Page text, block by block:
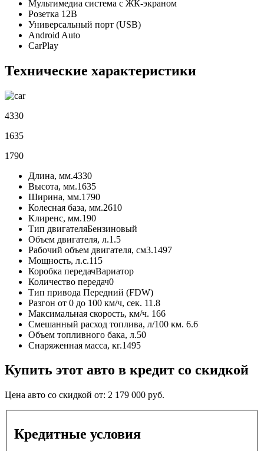
Мультимедиа система с ЖК-экраном
Розетка 12В
Универсальный порт (USB)
Android Auto
CarPlay
Технические характеристики
4330
1635
1790
Длина, мм.4330
Высота, мм.1635
Ширина, мм.1790
Колесная база, мм.2610
Клиренс, мм.190
Тип двигателяБензиновый
Объем двигателя, л.1.5
Рабочий объем двигателя, см3.1497
Мощность, л.с.115
Коробка передачВариатор
Количество передач0
Тип привода Передний (FDW)
Разгон от 0 до 100 км/ч, сек. 11.8
Максимальная скорость, км/ч. 166
Смешанный расход топлива, л/100 км. 6.6
Объем топливного бака, л.50
Снаряженная масса, кг.1495
Купить этот авто в кредит со скидкой
Цена авто со скидкой от: 2 179 000 руб.
Кредитные условия